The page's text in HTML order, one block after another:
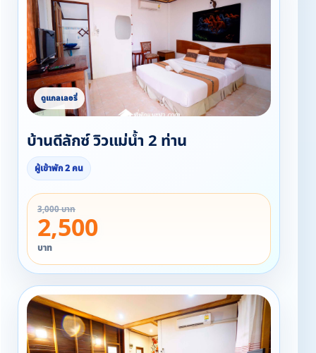
บ้านดีลักซ์ วิวแม่น้ำ 2 ท่าน
ผู้เข้าพัก 2 คน
3,000 บาท
2,500
บาท